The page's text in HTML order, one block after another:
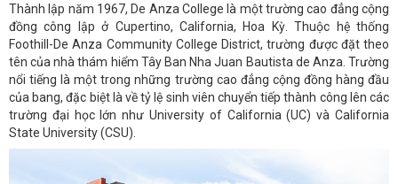
Thành lập năm 1967, De Anza College là một trường cao đẳng cộng
đồng công lập ở Cupertino, California, Hoa Kỳ. Thuộc hệ thống
Foothill-De Anza Community College District, trường được đặt theo
tên của nhà thám hiểm Tây Ban Nha Juan Bautista de Anza. Trường
nổi tiếng là một trong những trường cao đẳng cộng đồng hàng đầu
của bang, đặc biệt là về tỷ lệ sinh viên chuyển tiếp thành công lên các
trường đại học lớn như University of California (UC) và California
State University (CSU).